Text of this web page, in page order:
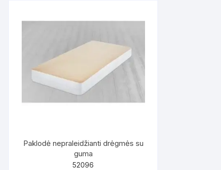
Paklodė nepraleidžianti drėgmės su
guma
52096